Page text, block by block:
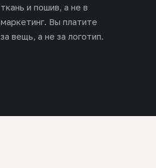
ткань и пошив, а не в
маркетинг. Вы платите
за вещь, а не за логотип.